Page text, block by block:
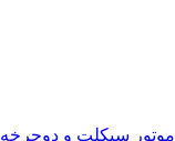
موتور سیکلت و دوچرخه